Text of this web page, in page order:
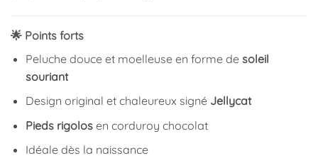
🌟 Points forts
Peluche douce et moelleuse en forme de soleil
souriant
Design original et chaleureux signé Jellycat
Pieds rigolosen corduroy chocolat
Idéale dès la naissance